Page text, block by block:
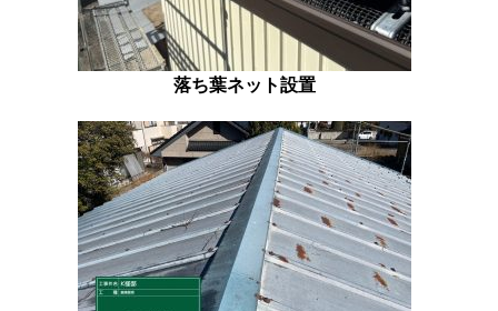
落ち葉ネット設置